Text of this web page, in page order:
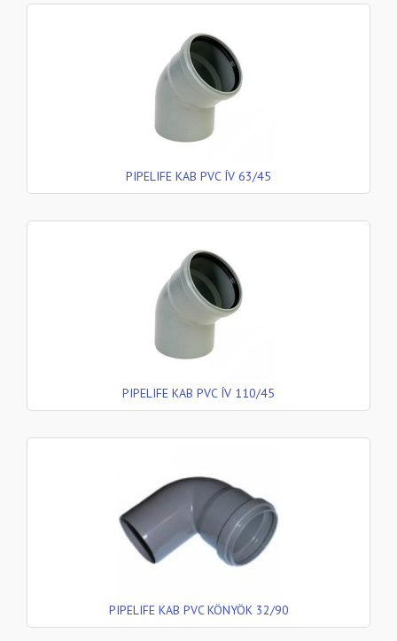
PIPELIFE KAB PVC ÍV 63/45
PIPELIFE KAB PVC ÍV 110/45
PIPELIFE KAB PVC KÖNYÖK 32/90